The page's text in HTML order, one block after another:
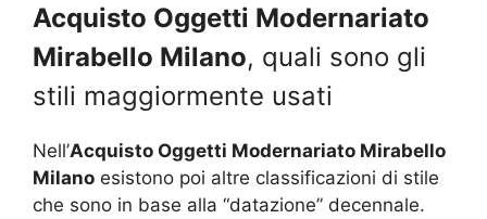
Acquisto Oggetti Modernariato
Mirabello Milano, quali sono gli
stili maggiormente usati
Nell’Acquisto Oggetti Modernariato Mirabello
Milano esistono poi altre classificazioni di stile
che sono in base alla “datazione” decennale.